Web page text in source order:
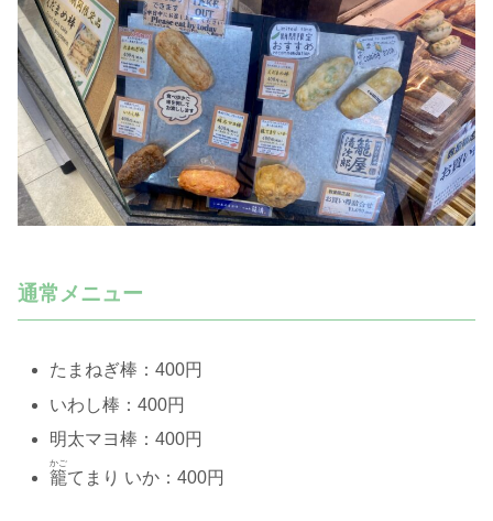
通常メニュー
たまねぎ棒：400円
いわし棒：400円
明太マヨ棒：400円
籠
かご
てまり いか：400円